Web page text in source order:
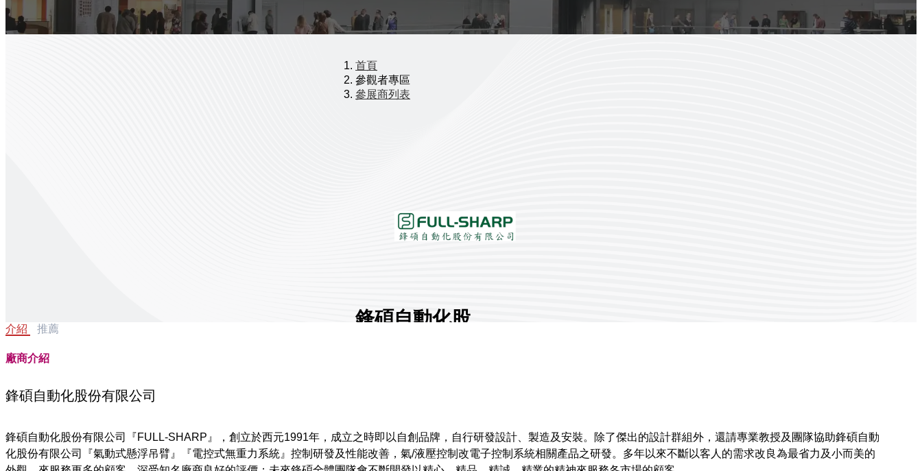
首頁
參觀者專區
參展商列表
鋒碩自動化股
分享 :
介紹 推薦
廠商介紹
鋒碩自動化股份有限公司
鋒碩自動化股份有限公司『FULL-SHARP』，創立於西元1991年，成立之時即以自創品牌，自行研發設計、製造及安裝。除了傑出的設計群組外，還請專業教授及團隊協助鋒碩自動
化股份有限公司『氣動式懸浮吊臂』『電控式無重力系統』控制研發及性能改善，氣/液壓控制改電子控制系統相關產品之研發。多年以來不斷以客人的需求改良為最省力及小而美的